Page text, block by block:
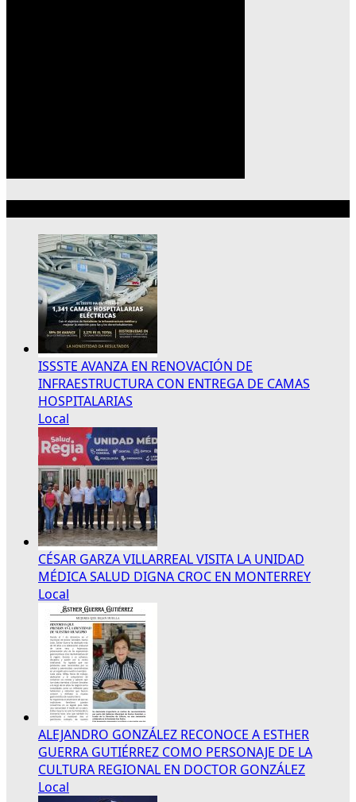
ISSSTE AVANZA EN RENOVACIÓN DE
INFRAESTRUCTURA CON ENTREGA DE CAMAS
HOSPITALARIAS
Local
CÉSAR GARZA VILLARREAL VISITA LA UNIDAD
MÉDICA SALUD DIGNA CROC EN MONTERREY
Local
ALEJANDRO GONZÁLEZ RECONOCE A ESTHER
GUERRA GUTIÉRREZ COMO PERSONAJE DE LA
CULTURA REGIONAL EN DOCTOR GONZÁLEZ
Local